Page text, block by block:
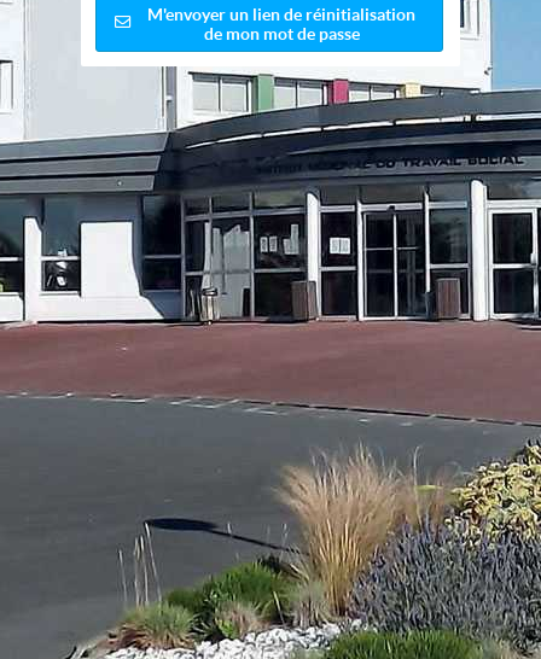
M'envoyer un lien de réinitialisation
de mon mot de passe